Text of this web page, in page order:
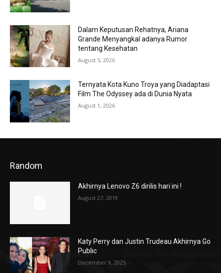
Dalam Keputusan Rehatnya, Ariana
Grande Menyangkal adanya Rumor
tentang Kesehatan
August 5, 2026
Ternyata Kota Kuno Troya yang Diadaptasi
Film The Odyssey ada di Dunia Nyata
August 1, 2026
Random
Akhirnya Lenovo Z6 dirilis hari ini !
August 27, 2019
Katy Perry dan Justin Trudeau Akhirnya Go
Public
December 9, 2025